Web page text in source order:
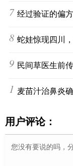
7 经过验证的偏
8 蛇娃惊现四川
9 民间草医生前
10麦苗汁治鼻炎
用户评论：